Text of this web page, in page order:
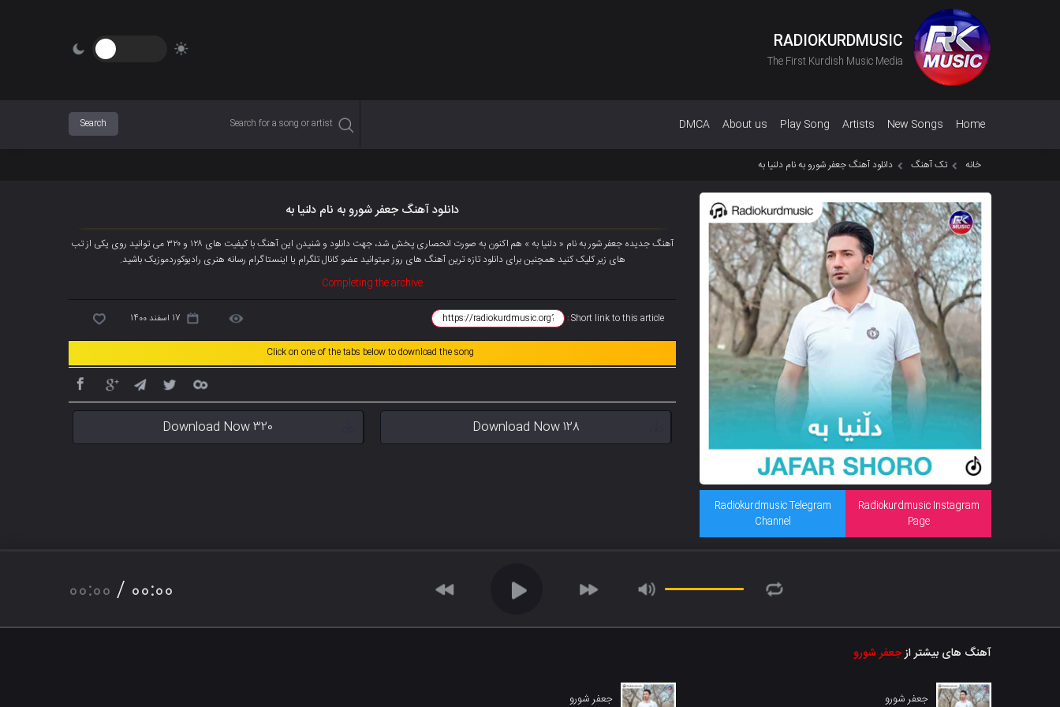
RADIOKURDMUSIC
The First Kurdish Music Media
Home
New Songs
Artists
Play Song
About us
DMCA
خانه تک آهنگ دانلود آهنگ جعفر شورو به نام دلنیا به
Radiokurdmusic Instagram
Page
Radiokurdmusic Telegram
Channel
دانلود آهنگ جعفر شورو به نام دلنیا به
آهنگ جدیده جعفر شور به نام « دلنیا به » هم اکنون به صورت انحصاری پخش شد، جهت دانلود و شنیدن این آهنگ با کیفیت های ۱۲۸ و ۳۲۰ می توانید روی یکی از تب
های زیر کلیک کنید همچنین برای دانلود تازه ترین آهنگ های روز میتوانیدعضو کانال تلگرام یا اینستاگرام رسانه هنری رادیوکوردموزیک باشید.
Completing the archive
Short link to this article : 17 اسفند 1400
Click on one of the tabs below to download the song
Download Now 128
Download Now 320
00:00 / 00:00
آهنگ های بیشتر ازجعفر شورو
جعفر شورو جعفر شورو